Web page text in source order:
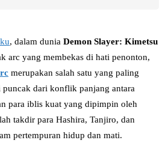
, dalam dunia Demon Slayer: Kimetsu
arc yang membekas di hati penonton,
merupakan salah satu yang paling
dari konflik panjang antara
para iblis kuat yang dipimpin oleh
takdir para Hashira, Tanjiro, dan
pertempuran hidup dan mati.